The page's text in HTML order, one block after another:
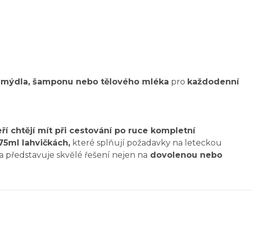
šamponu nebo tělového mléka pro každodenní
chtějí mít při cestování po ruce kompletní
lahvičkách, které splňují požadavky na leteckou
představuje skvělé řešení nejen na dovolenou nebo